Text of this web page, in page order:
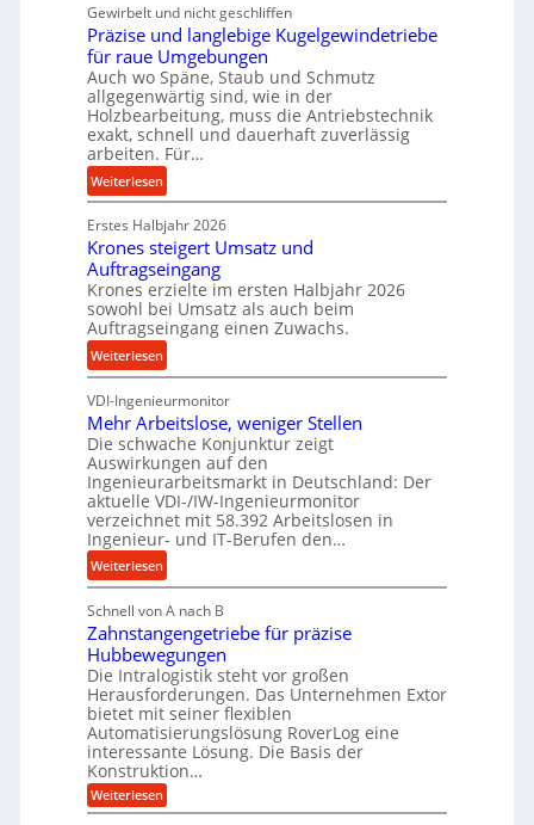
e
i
m
D
r
ü
c
k
p
r
o
z
e
s
s
u
g
e
l
g
e
w
i
n
d
e
r
i
e
b
u
n
d
H
y
d
r
a
u
l
i
m
V
e
r
g
l
e
Gewirbelt und nicht geschliffen
Präzise und langlebige Kugelgewindetriebe
für raue Umgebungen
Auch wo Späne, Staub und Schmutz
allgegenwärtig sind, wie in der
Holzbearbeitung, muss die Antriebstechnik
exakt, schnell und dauerhaft zuverlässig
arbeiten. Für…
Weiterlesen:
P
r
ä
z
i
s
e
u
n
d
l
a
n
g
l
e
b
i
g
e
K
u
g
e
l
g
e
w
Erstes Halbjahr 2026
Krones steigert Umsatz und
Auftragseingang
Krones erzielte im ersten Halbjahr 2026
sowohl bei Umsatz als auch beim
Auftragseingang einen Zuwachs.
Weiterlesen:
K
r
o
n
e
s
s
t
e
i
g
r
t
U
m
s
a
t
z
VDI-Ingenieurmonitor
Mehr Arbeitslose, weniger Stellen
Die schwache Konjunktur zeigt
Auswirkungen auf den
Ingenieurarbeitsmarkt in Deutschland: Der
aktuelle VDI-/IW-Ingenieurmonitor
verzeichnet mit 58.392 Arbeitslosen in
Ingenieur- und IT-Berufen den…
Weiterlesen:
M
e
h
r
A
r
b
e
i
t
s
Schnell von A nach B
Zahnstangengetriebe für präzise
Hubbewegungen
Die Intralogistik steht vor großen
Herausforderungen. Das Unternehmen Extor
bietet mit seiner flexiblen
Automatisierungslösung RoverLog eine
interessante Lösung. Die Basis der
Konstruktion…
Weiterlesen:
Z